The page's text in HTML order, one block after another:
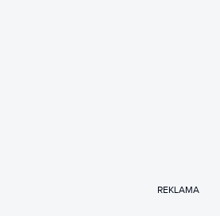
REKLAMA